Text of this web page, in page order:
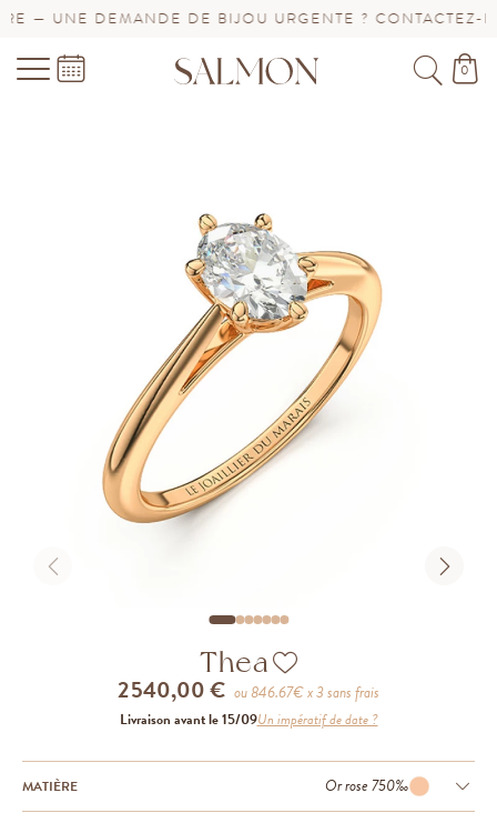
— UNE DEMANDE DE BIJOU URGENTE ? CONTACTEZ-
0
Thea
2 540,00 € ou846.67€ x 3 sans frais
Livraison avant le 15/09Un impératif de date ?
MATIÈRE Or rose 750‰